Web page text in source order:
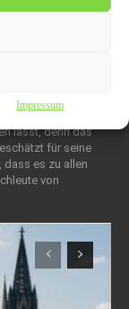
Impressum
in NRW
Fachleute von
beauftragt und sich
lässt, denn das
für seine
dass es zu allen
von